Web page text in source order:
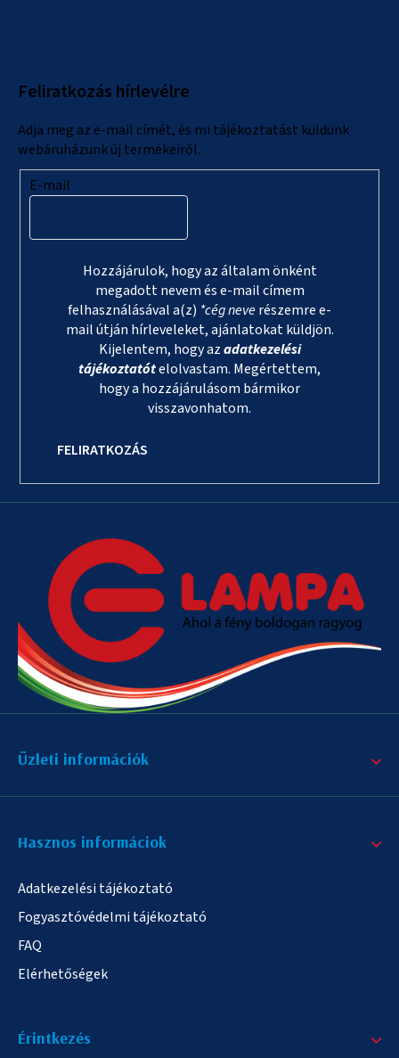
Feliratkozás hírlevélre
Adja meg az e-mail címét, és mi tájékoztatást küldünk
webáruházunk új termékeiről.
E-mail
Hozzájárulok, hogy az általam önként
megadott nevem és e-mail címem
felhasználásával a(z) *cég neverészemre e-
mail útján hírleveleket, ajánlatokat küldjön.
Kijelentem, hogy azadatkezelési
tájékoztatótelolvastam. Megértettem,
hogy a hozzájárulásom bármikor
visszavonhatom.
FELIRATKOZÁS
Üzleti információk
Hasznos informáciok
Adatkezelési tájékoztató
Fogyasztóvédelmi tájékoztató
FAQ
Elérhetőségek
Érintkezés